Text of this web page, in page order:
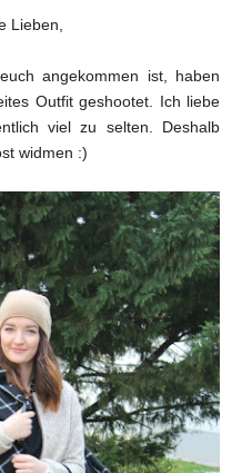
Lieben,
angekommen ist, haben
Outfit geshootet. Ich liebe
viel zu selten. Deshalb
widmen :)